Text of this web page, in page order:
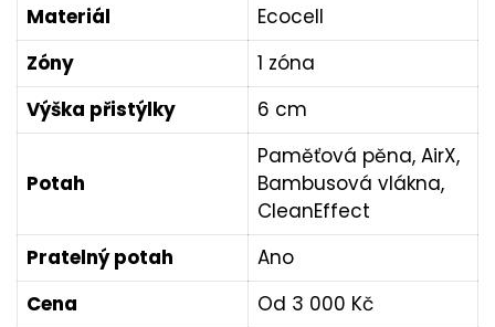
Materiál
Ecocell
Zóny
1 zóna
Výška přistýlky
6 cm
Potah
Paměťová pěna, AirX,
Bambusová vlákna,
CleanEffect
Pratelný potah
Ano
Cena
Od 3 000 Kč